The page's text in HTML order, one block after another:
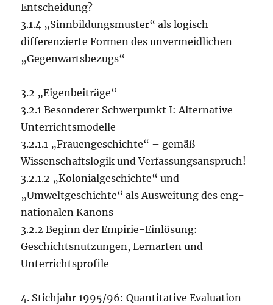
Entscheidung?
3.1.4 „Sinnbildungsmuster“ als logisch
differenzierte Formen des unvermeidlichen
„Gegenwartsbezugs“
3.2 „Eigenbeiträge“
3.2.1 Besonderer Schwerpunkt I: Alternative
Unterrichtsmodelle
3.2.1.1 „Frauengeschichte“ – gemäß
Wissenschaftslogik und Verfassungsanspruch!
3.2.1.2 „Kolonialgeschichte“ und
„Umweltgeschichte“ als Ausweitung des eng-
nationalen Kanons
3.2.2 Beginn der Empirie-Einlösung:
Geschichtsnutzungen, Lernarten und
Unterrichtsprofile
4. Stichjahr 1995/96: Quantitative Evaluation